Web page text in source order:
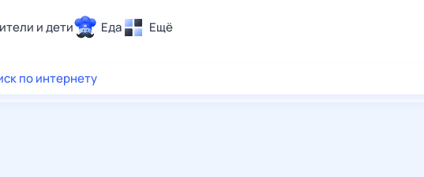
и дети Еда Ещё
Здоровье
по интернету